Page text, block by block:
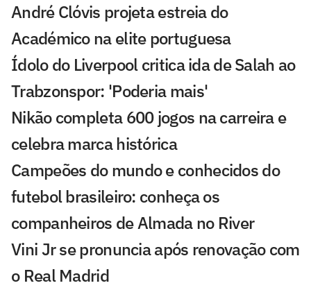
André Clóvis projeta estreia do
Académico na elite portuguesa
Ídolo do Liverpool critica ida de Salah ao
Trabzonspor: 'Poderia mais'
Nikão completa 600 jogos na carreira e
celebra marca histórica
Campeões do mundo e conhecidos do
futebol brasileiro: conheça os
companheiros de Almada no River
Vini Jr se pronuncia após renovação com
o Real Madrid